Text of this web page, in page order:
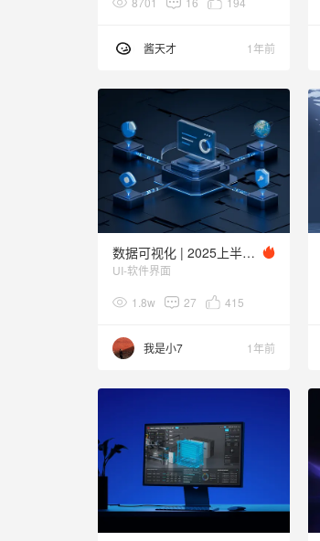
酱天才 1年前
数据可视化 | 2025上半年杂练
UI-软件界面
1.8w 27 415
我是小7 1年前